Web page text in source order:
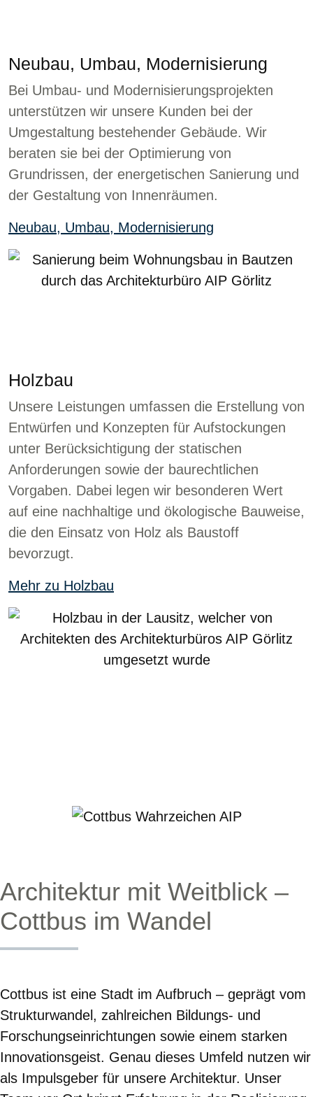
Neubau, Umbau, Modernisierung
Bei Umbau- und Modernisierungsprojekten
unterstützen wir unsere Kunden bei der
Umgestaltung bestehender Gebäude. Wir
beraten sie bei der Optimierung von
Grundrissen, der energetischen Sanierung und
der Gestaltung von Innenräumen.
Neubau, Umbau, Modernisierung
Holzbau
Unsere Leistungen umfassen die Erstellung von
Entwürfen und Konzepten für Aufstockungen
unter Berücksichtigung der statischen
Anforderungen sowie der baurechtlichen
Vorgaben. Dabei legen wir besonderen Wert
auf eine nachhaltige und ökologische Bauweise,
die den Einsatz von Holz als Baustoff
bevorzugt.
Mehr zu Holzbau
Architektur mit Weitblick –
Cottbus im Wandel
Cottbus ist eine Stadt im Aufbruch – geprägt vom
Strukturwandel, zahlreichen Bildungs- und
Forschungseinrichtungen sowie einem starken
Innovationsgeist. Genau dieses Umfeld nutzen wir
als Impulsgeber für unsere Architektur. Unser